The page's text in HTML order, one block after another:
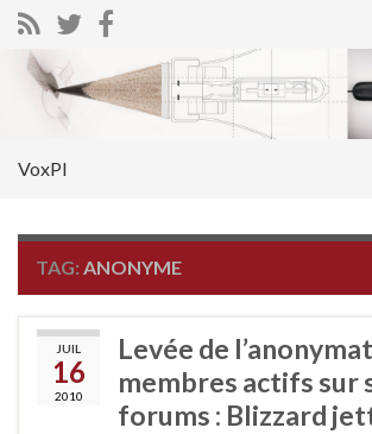
Search for:
VoxPI
TAG: ANONYME
JUIL
16
2010
Levée de
membres actifs sur
forums : Blizzard